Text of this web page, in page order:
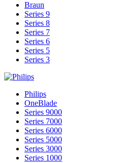
Braun
Series 9
Series 8
Series 7
Series 6
Series 5
Series 3
Philips
OneBlade
Series 9000
Series 7000
Series 6000
Series 5000
Series 3000
Series 1000